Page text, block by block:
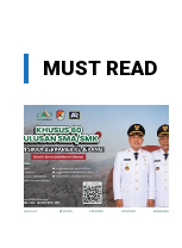
MUST READ